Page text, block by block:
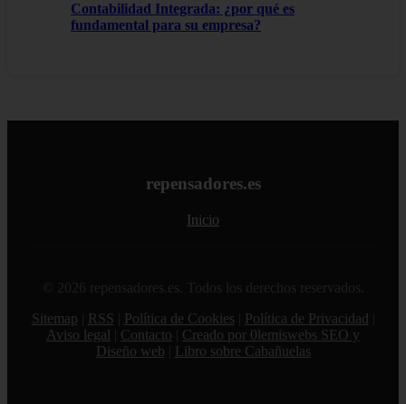
Contabilidad Integrada: ¿por qué es
fundamental para su empresa?
repensadores.es
Inicio
© 2026 repensadores.es. Todos los derechos reservados.
Sitemap
RSS Política de Cookies Política de Privacidad
Aviso legal
Contacto
Creado por 0lemiswebs SEO y
Diseño web
Libro sobre Cabañuelas